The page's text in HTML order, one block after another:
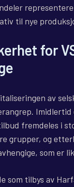
til nye
for
av
Imidlertid
fremdeles i
grupper, og
som er
som tilbys av